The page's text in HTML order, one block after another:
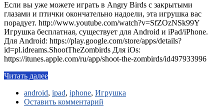
Если вы уже можете играть в Angry Birds с закрытыми
глазами и птички окончательно надоели, эта игрушка вас
порадует. http://www.youtube.com/watch?v=SfZOzNSk99Y
Игрушка бесплатная, существует для Android и iPad/iPhone.
Для Android: https://play.google.com/store/apps/details?
id=pl.idreams.ShootTheZombirds Для iOs:
https://itunes.apple.com/ru/app/shoot-the-zombirds/id497933996
Читать далее
android, ipad, iphone, Игрушка
Оставить комментарий